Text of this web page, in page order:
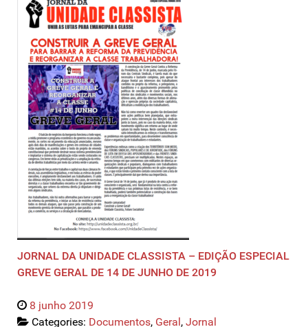
JORNAL DA UNIDADE CLASSISTA – EDIÇÃO ESPECIAL
GREVE GERAL DE 14 DE JUNHO DE 2019
8 junho 2019
Categories: Documentos, Geral, Jornal